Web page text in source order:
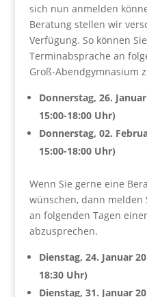
sich nun anmelden
Beratung stellen wir
Verfügung. So können
Terminabsprache an
Groß-Abendgymnasium
Donnerstag, 26.
15:00-18:00 Uhr)
Donnerstag, 02.
15:00-18:00 Uhr)
Wenn Sie gerne eine
wünschen, dann melden
an folgenden Tagen
abzusprechen.
Dienstag, 24. Januar
18:30 Uhr)
Dienstag, 31. Januar